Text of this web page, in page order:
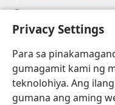
Privacy Settings
Para sa
gumagamit kami ng
teknolohiya. Ang
gumana ang aming
(may
na
bagong
window)
Watchtower ONLINE
(may
bubukas